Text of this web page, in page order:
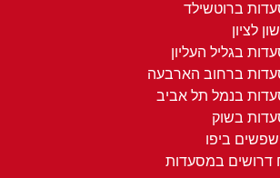
ברוטשילד
לציון
בגליל העליון
ברחוב הארבעה
בנמל תל אביב
בשוק
ביפו
דרושים במסעדות